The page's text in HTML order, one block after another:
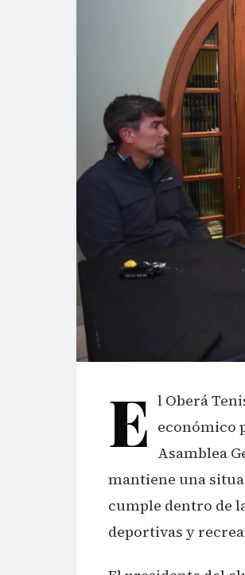
E l Oberá
económico
Asamblea
mantiene una
cumple dentro de
deportivas y